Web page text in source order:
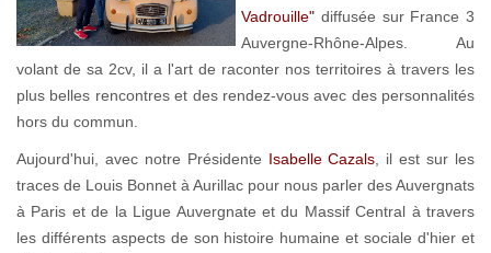
Vadrouille" diffusée sur France 3
Auvergne-Rhône-Alpes. Au
volant de sa 2cv, il a l'art de raconter nos territoires à travers les
plus belles rencontres et des rendez-vous avec des personnalités
hors du commun.
Aujourd'hui, avec notre Présidente Isabelle Cazals , il est sur les
traces de Louis Bonnet à Aurillac pour nous parler des Auvergnats
à Paris et de la Ligue Auvergnate et du Massif Central à travers
les différents aspects de son histoire humaine et sociale d'hier et